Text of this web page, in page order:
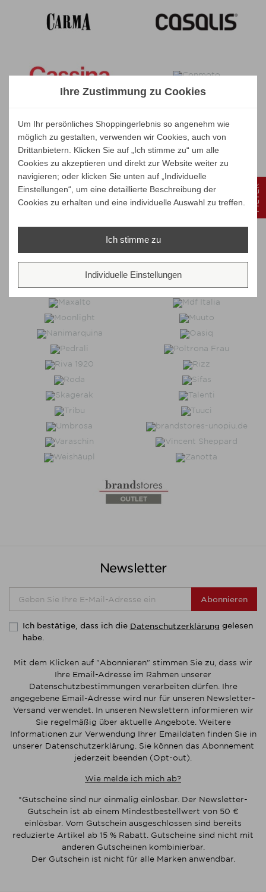
Newsletter
Abonnieren
Ich bestätige, dass ich die Datenschutzerklärung gelesen
habe.
Mit dem Klicken auf "Abonnieren" stimmen Sie zu, dass wir
Ihre Email-Adresse im Rahmen unserer
Datenschutzbestimmungen verarbeiten dürfen. Ihre
angegebene Email-Adresse wird nur für unseren Newsletter-
Versand verwendet. In unseren Newslettern informieren wir
Sie regelmäßig über aktuelle Angebote. Weitere
Informationen zur Verwendung Ihrer Emaildaten finden Sie in
unserer Datenschutzerklärung. Sie können das Abonnement
jederzeit beenden (Opt-out).
Wie melde ich mich ab?
*Gutscheine sind nur einmalig einlösbar. Der Newsletter-
Gutschein ist ab einem Mindestbestellwert von 50 €
einlösbar. Vom Gutschein ausgeschlossen sind bereits
reduzierte Artikel ab 15 % Rabatt. Gutscheine sind nicht mit
anderen Gutscheinen kombinierbar.
Der Gutschein ist nicht für alle Marken anwendbar.
Ihre Zustimmung zu Cookies
Um Ihr persönliches Shoppingerlebnis so angenehm wie
möglich zu gestalten, verwenden wir Cookies, auch von
Drittanbietern. Klicken Sie auf „Ich stimme zu“ um alle
Cookies zu akzeptieren und direkt zur Website weiter zu
navigieren; oder klicken Sie unten auf „Individuelle
Einstellungen“, um eine detaillierte Beschreibung der
Cookies zu erhalten und eine individuelle Auswahl zu treffen.
Ich stimme zu
Individuelle Einstellungen
FILTER